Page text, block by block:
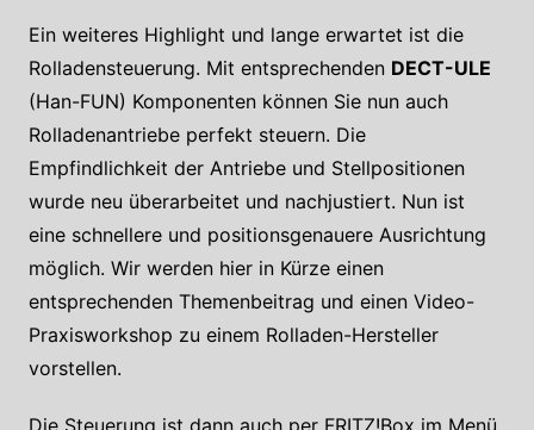
Ein weiteres Highlight und lange erwartet ist die
Rolladensteuerung. Mit entsprechenden DECT-ULE
(Han-FUN) Komponenten können Sie nun auch
Rolladenantriebe perfekt steuern. Die
Empfindlichkeit der Antriebe und Stellpositionen
wurde neu überarbeitet und nachjustiert. Nun ist
eine schnellere und positionsgenauere Ausrichtung
möglich. Wir werden hier in Kürze einen
entsprechenden Themenbeitrag und einen Video-
Praxisworkshop zu einem Rolladen-Hersteller
vorstellen.
Die Steuerung ist dann auch per FRITZ!Box im Menü